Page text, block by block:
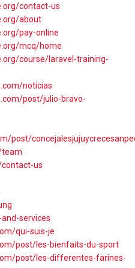
contact-us
about
pay-online
mcq/home
course/laravel-training-
noticias
post/julio-bravo-
post/
team
us
services
qui-suis-je
post/les-bienfaits-du-sport
post/les-differentes-farines-